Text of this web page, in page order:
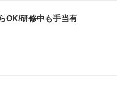
OK/研修中も手当有